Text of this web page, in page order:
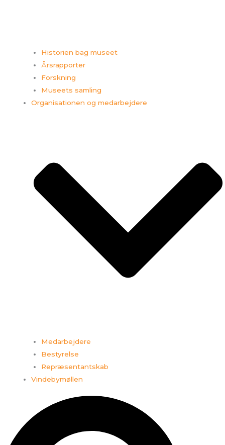
Historien bag museet
Årsrapporter
Forskning
Museets samling
Organisationen og medarbejdere
Medarbejdere
Bestyrelse
Repræsentantskab
Vindebymøllen